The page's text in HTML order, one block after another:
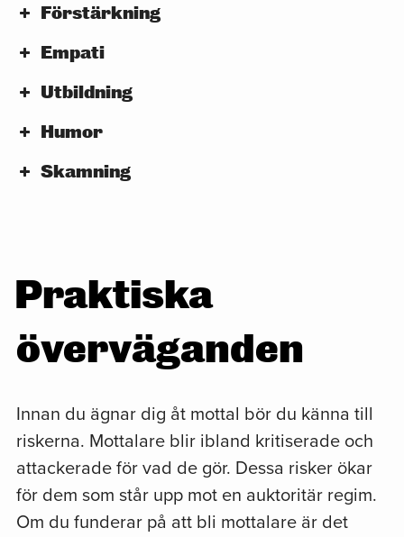
idéer om inflammatoriska budskap och
Förstärkning
Empati
Utbildning
Humor
Skamning
Praktiska
överväganden
Innan du ägnar dig åt mottal bör du känna till
riskerna. Mottalare blir ibland kritiserade och
attackerade för vad de gör. Dessa risker ökar
för dem som står upp mot en auktoritär regim.
Om du funderar på att bli mottalare är det